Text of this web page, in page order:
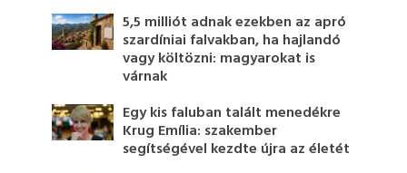
5,5 milliót adnak ezekben az apró
szardíniai falvakban, ha hajlandó
vagy költözni: magyarokat is
várnak
Egy kis faluban talált menedékre
Krug Emília: szakember
segítségével kezdte újra az életét